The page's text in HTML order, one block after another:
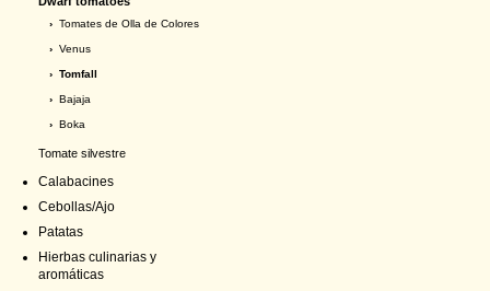
› Tomates de Olla de Colores
› Venus
› Tomfall
› Bajaja
› Boka
Tomate silvestre
Calabacines
Cebollas/Ajo
Patatas
Hierbas culinarias y
aromáticas